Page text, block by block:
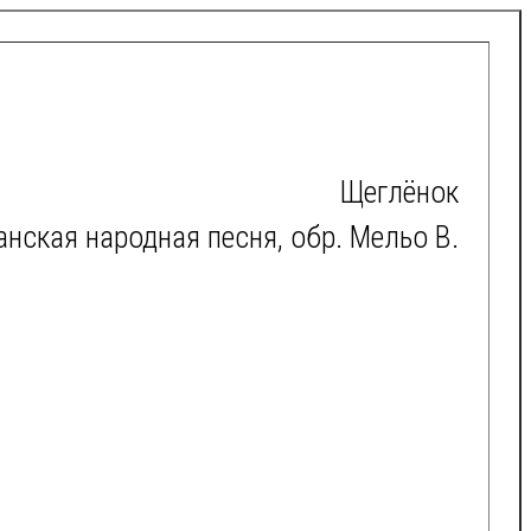
Щеглёнок
народная песня, обр. Мельо В.